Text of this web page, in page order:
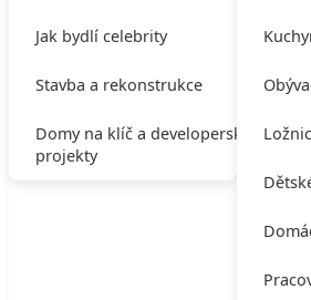
Jak bydlí celebrity
Stavba a rekonstrukce
Domy na klíč a developerské
projekty